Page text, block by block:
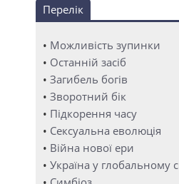
Перелік
• Можливість зупинки
• Останній засіб
• Загибель богів
• Зворотний бік
• Підкорення часу
• Сексуальна еволюція
• Війна нової ери
• Україна у глобальному